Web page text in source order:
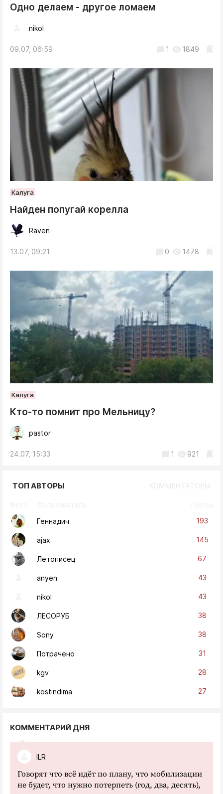
Одно делаем - другое ломаем
nikol
09.07, 06:59 1 1849
Калуга
Найден попугай корелла
Raven
13.07, 09:21 0 1478
Калуга
Кто-то помнит про Мельницу?
pastor
24.07, 15:33 1 921
ТОП АВТОРЫ
Геннадич
193
ajax 145
Летописец 67
anyen 43
nikol 43
ЛЕСОРУБ 38
Sony 38
Потрачено 31
kgv 28
kostindima 27
КОММЕНТАРИЙ ДНЯ
ILR
Говорят что всё идёт по плану, что мобилизации
не будет, что нужно потерпеть (год, два, десять),